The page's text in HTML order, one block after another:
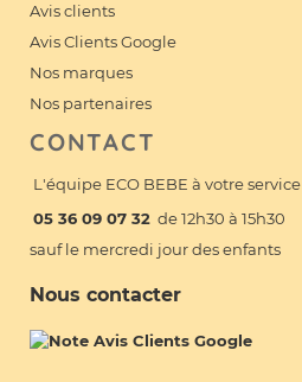
Avis clients
Avis Clients Google
Nos marques
Nos partenaires
CONTACT
L'équipe ECO BEBE à votre service
05 36 09 07 32 de 12h30 à 15h30
sauf le mercredi jour des enfants
Nous contacter